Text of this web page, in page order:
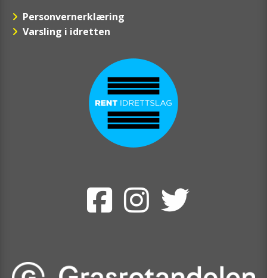
Personvernerklæring
Varsling i idretten